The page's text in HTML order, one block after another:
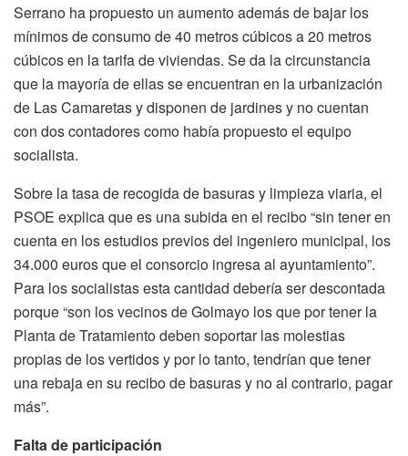
Serrano ha propuesto un aumento además de bajar los
mínimos de consumo de 40 metros cúbicos a 20 metros
cúbicos en la tarifa de viviendas. Se da la circunstancia
que la mayoría de ellas se encuentran en la urbanización
de Las Camaretas y disponen de jardines y no cuentan
con dos contadores como había propuesto el equipo
socialista.
Sobre la tasa de recogida de basuras y limpieza viaria, el
PSOE explica que es una subida en el recibo “sin tener en
cuenta en los estudios previos del ingeniero municipal, los
34.000 euros que el consorcio ingresa al ayuntamiento”.
Para los socialistas esta cantidad debería ser descontada
porque “son los vecinos de Golmayo los que por tener la
Planta de Tratamiento deben soportar las molestias
propias de los vertidos y por lo tanto, tendrían que tener
una rebaja en su recibo de basuras y no al contrario, pagar
más”.
Falta de participación